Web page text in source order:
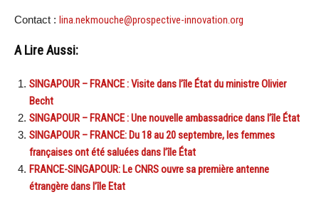
Contact : lina.nekmouche@prospective-innovation.org
A Lire Aussi:
SINGAPOUR – FRANCE : Visite dans l’île État du ministre Olivier
Becht
SINGAPOUR – FRANCE : Une nouvelle ambassadrice dans l’île État
SINGAPOUR – FRANCE: Du 18 au 20 septembre, les femmes
françaises ont été saluées dans l’île État
FRANCE-SINGAPOUR: Le CNRS ouvre sa première antenne
étrangère dans l’île Etat